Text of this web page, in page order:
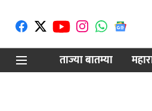
ताज्या बातम्या